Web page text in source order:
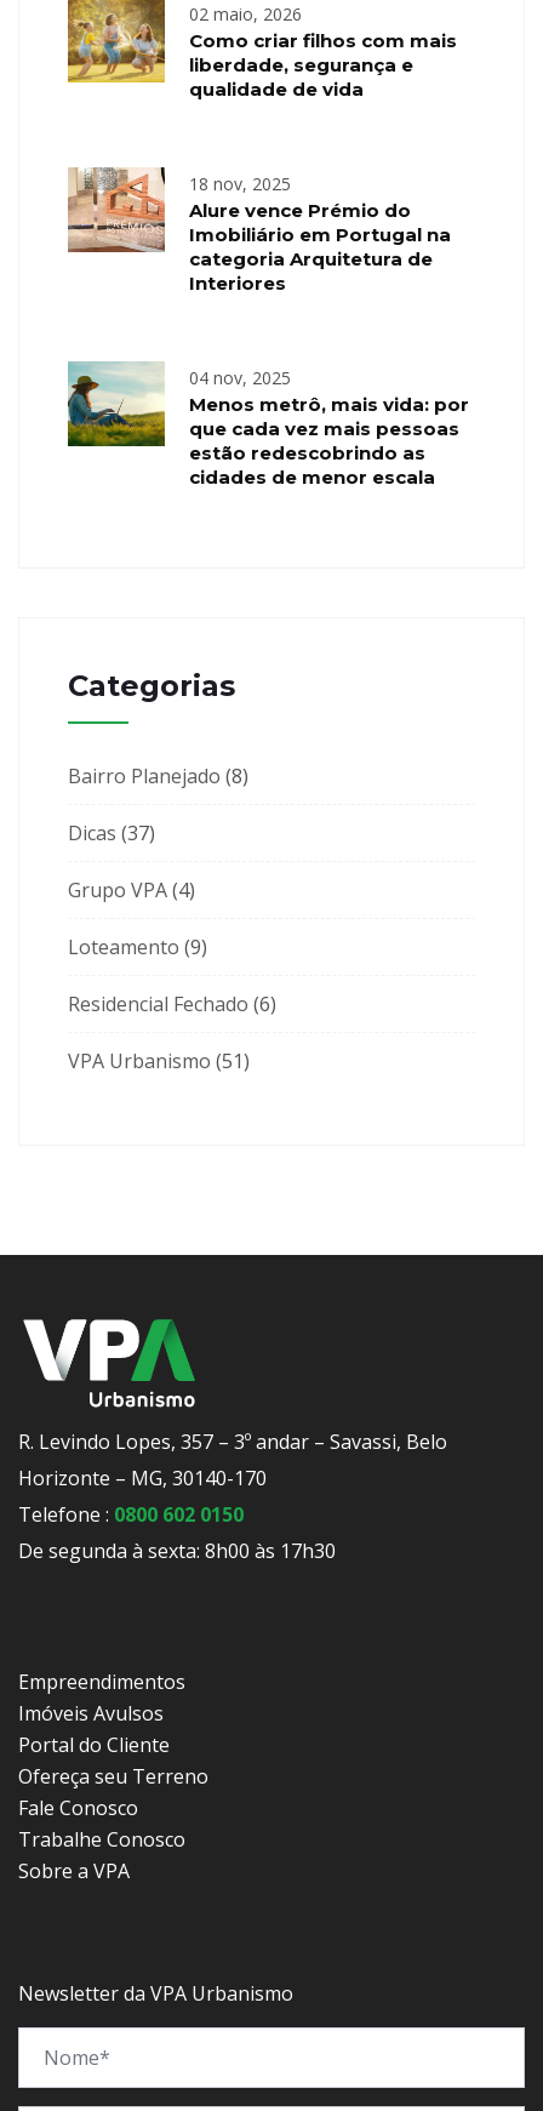
02 maio, 2026
Como criar filhos com mais
liberdade, segurança e
qualidade de vida
18 nov, 2025
Alure vence Prémio do
Imobiliário em Portugal na
categoria Arquitetura de
Interiores
04 nov, 2025
Menos metrô, mais vida: por
que cada vez mais pessoas
estão redescobrindo as
cidades de menor escala
Categorias
Bairro Planejado (8)
Dicas (37)
Grupo VPA(4)
Loteamento (9)
Residencial Fechado (6)
VPA Urbanismo (51)
R. Levindo Lopes, 357 – 3º andar – Savassi, Belo
Horizonte – MG, 30140-170
Telefone : 0800 602 0150
De segunda à sexta: 8h00 às 17h30
Empreendimentos
Imóveis Avulsos
Portal do Cliente
Ofereça seu Terreno
Fale Conosco
Trabalhe Conosco
Sobre a VPA
Newsletter da VPA Urbanismo